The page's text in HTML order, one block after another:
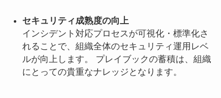
セキュリティ成熟度の向上
インシデント対応プロセスが可視化・標準化さ
れることで、組織全体のセキュリティ運用レベ
ルが向上します。 プレイブックの蓄積は、組織
にとっての貴重なナレッジとなります。